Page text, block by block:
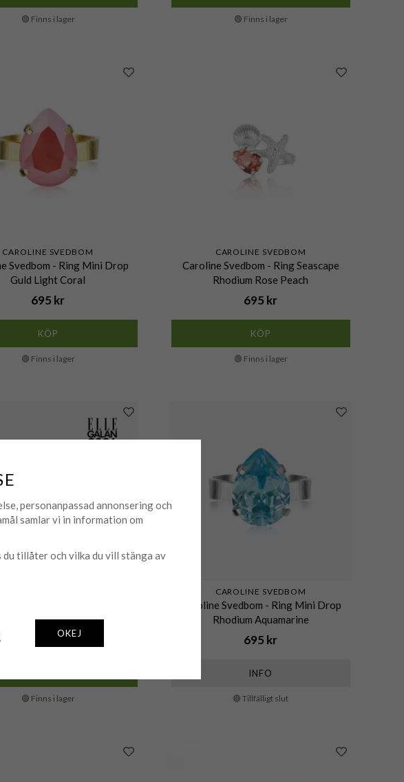
🟢 Finns i lager 🟢 Finns i lager
CAROLINE SVEDBOM
Svedbom - Ring Mini Drop
Guld Light Coral
695 kr
KÖP
🟢 Finns i lager
CAROLINE SVEDBOM
Caroline Svedbom - Ring Seascape
Rhodium Rose Peach
695 kr
KÖP
🟢 Finns i lager
Cloud Combo
695 kr
🟢 Finns i lager
CAROLINE SVEDBOM
Caroline Svedbom - Ring Mini Drop
Rhodium Aquamarine
695 kr
INFO
🔴 Tillfälligt slut
personanpassad annonsering och
samlar vi in information om
tillåter och vilka du vill stänga av
OKEJ